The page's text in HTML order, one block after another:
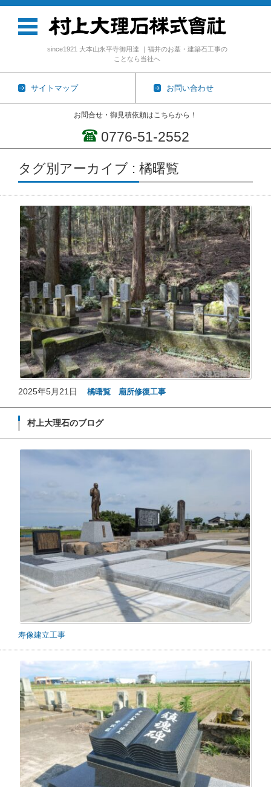
since1921 大本山永平寺御用達 ｜福井のお墓・建築石工事の
ことなら当社へ
サイトマップ お問い合わせ
お問合せ・御見積依頼はこちらから！
0776-51-2552
コンテンツに移動
タグ別アーカイブ : 橘曙覧
2025年5月21日 橘曙覧 廟所修復工事
村上大理石のブログ
寿像建立工事